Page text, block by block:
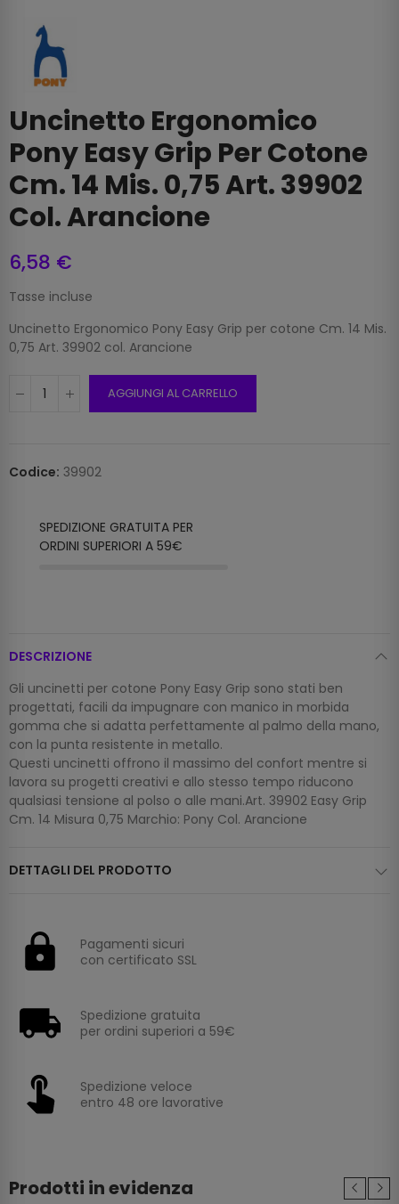
Uncinetto Ergonomico
Pony Easy Grip Per Cotone
Cm. 14 Mis. 0,75 Art. 39902
Col. Arancione
6,58 €
Tasse incluse
Uncinetto Ergonomico Pony Easy Grip per cotone Cm. 14 Mis.
0,75 Art. 39902 col. Arancione
AGGIUNGI AL CARRELLO
Codice: 39902
SPEDIZIONE GRATUITA PER
ORDINI SUPERIORI A 59€
DESCRIZIONE
Gli uncinetti per cotone Pony Easy Grip sono stati ben
progettati, facili da impugnare con manico in morbida
gomma che si adatta perfettamente al palmo della mano,
con la punta resistente in metallo.
Questi uncinetti offrono il massimo del confort mentre si
lavora su progetti creativi e allo stesso tempo riducono
qualsiasi tensione al polso o alle mani.Art. 39902 Easy Grip
Cm. 14 Misura 0,75 Marchio: Pony Col. Arancione
DETTAGLI DEL PRODOTTO
Pagamenti sicuri
con certificato SSL
Spedizione gratuita
per ordini superiori a 59€
Spedizione veloce
entro 48 ore lavorative
Prodotti in evidenza